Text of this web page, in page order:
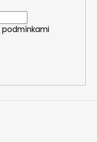
podmínkami